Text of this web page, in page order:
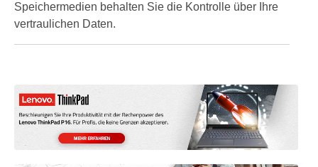
Speichermedien behalten Sie die Kontrolle über Ihre
vertraulichen Daten.